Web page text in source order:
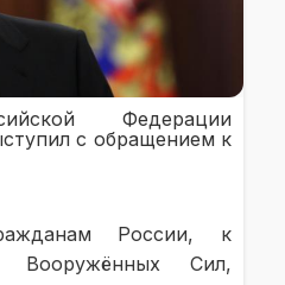
Федерации
с обращением к
России, к
Вооружённых Сил,